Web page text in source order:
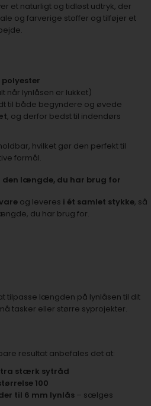
et naturligt og tidløst udtryk, der
og farverige stoffer og tilføjer et
når lynlåsen er lukket)
til både begyndere og øvede
, og derfor bedst til indendørs
hvilket gør den perfekt til
formål.
den længde, du har brug for
og leveres i ét samlet stykke, så
du har brug for.
tilpasse længden på lynlåsen til dit
tasker eller større syprojekter.
resultat anbefales det at:
stærk sytråd
100
til 6 mm lynlås – sælges